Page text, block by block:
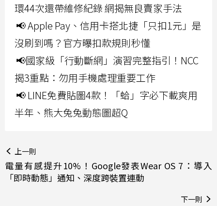
環44次還帶維修紀錄 網揭無良賣家手法
📢 Apple Pay、信用卡搭北捷「只扣1元」是
沒刷到嗎？官方曝扣款規則秒懂
📢國家級「行動斷網」演習完整指引！NCC
揭3重點：勿用手機處理重要工作
📢 LINE免費貼圖4款！「蛤」字必下載爽用
半年、熊大兔兔動態圖超Q
上一則
電量有感提升10%！Google發表Wear OS 7：導入
「即時動態」通知、深度跨裝置連動
下一則